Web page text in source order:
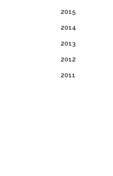
2015
2014
2013
2012
2011